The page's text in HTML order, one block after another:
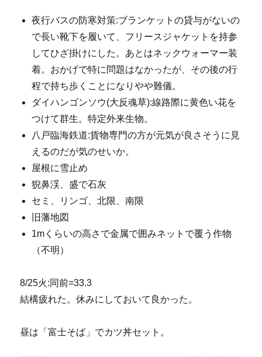
夜行バスの防寒対策:ブランケットの貸与がないの
で長い靴下を履いて、フリースジャケットを持参
してひざ掛けにした。あとはネックウォーマー装
着。おかげで特に問題はなかったが、その後の行
程で持ち歩くことになりやや難儀。
ダイハンゴンソウ(大反魂草):線路際に黄色い花を
つけて群生。特定外来生物。
八戸臨海鉄道:貨物専門の方が元気が良さそうに見
えるのだが気のせいか。
屋根に雪止め
猊鼻渓、盛で石灰
セミ、リンゴ、北限、南限
旧藩地図
1mくらいの高さで金属で囲みネットで覆う作物
（不明）
8/25火:同前=33.3
結構疲れた。休みにしておいて良かった。
昼は「富士そば」でカツ丼セット。